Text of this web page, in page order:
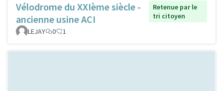
Vélodrome du XXIème siècle -
ancienne usine ACI
Retenue par le
tri citoyen
LEJAY
0 1